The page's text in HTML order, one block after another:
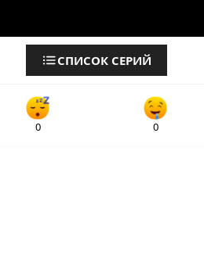
СПИСОК СЕРИЙ
0 0